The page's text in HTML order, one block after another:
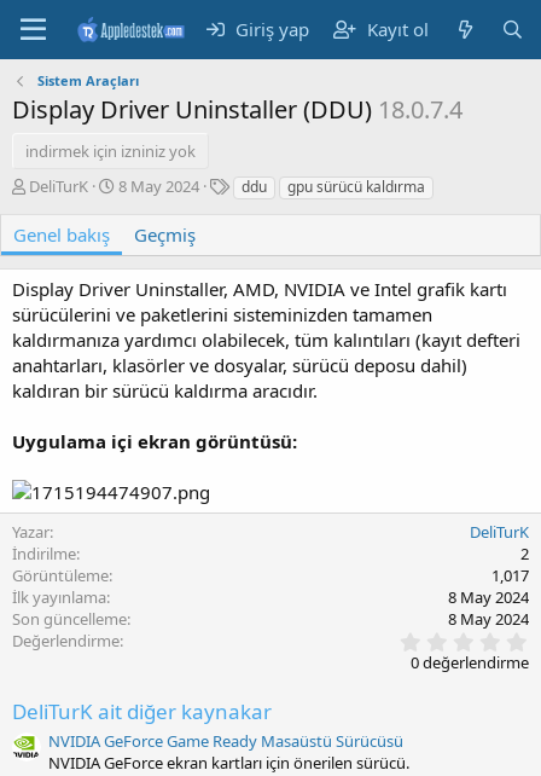
Giriş yap Kayıt ol
Sistem Araçları
Display Driver Uninstaller (DDU) 18.0.7.4
indirmek için izniniz yok
Y
z
a
r
DeliTurK
O
ş
t
u
r
u
l
m
a
a
i
h
8 May 2024
E
k
e
t
l
e
r
ddu gpu sürücü kaldırma
Genel bakış Geçmiş
Display Driver Uninstaller, AMD, NVIDIA ve Intel grafik kartı
sürücülerini ve paketlerini sisteminizden tamamen
kaldırmanıza yardımcı olabilecek, tüm kalıntıları (kayıt defteri
anahtarları, klasörler ve dosyalar, sürücü deposu dahil)
kaldıran bir sürücü kaldırma aracıdır.
Uygulama içi ekran görüntüsü:
Yazar
DeliTurK
İndirilme
2
Görüntüleme
1,017
İlk yayınlama
8 May 2024
Son güncelleme
8 May 2024
Değerlendirme
.
0
0 değerlendirme
DeliTurK ait diğer kaynakar
NVIDIA GeForce Game Ready Masaüstü Sürücüsü
NVIDIA GeForce ekran kartları için önerilen sürücü.